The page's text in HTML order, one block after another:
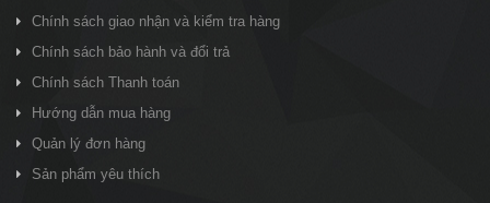
Chính sách giao nhận và kiểm tra hàng
Chính sách bảo hành và đổi trả
Chính sách Thanh toán
Hướng dẫn mua hàng
Quản lý đơn hàng
Sản phẩm yêu thích